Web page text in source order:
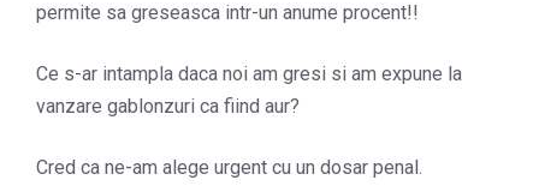
permite sa greseasca intr-un anume procent!!
Ce s-ar intampla daca noi am gresi si am expune la
vanzare gablonzuri ca fiind aur?
Cred ca ne-am alege urgent cu un dosar penal.